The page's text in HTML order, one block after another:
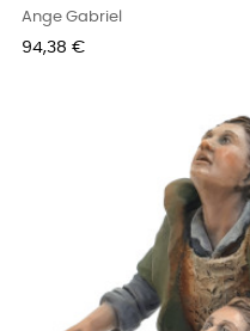
Ange Gabriel
Prix
94,38 €